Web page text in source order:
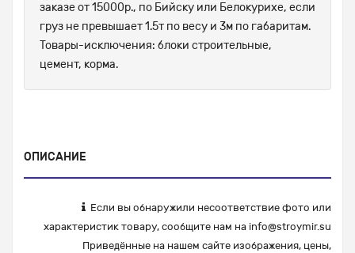
заказе от 15000р., по Бийску или Белокурихе, если
груз не превышает 1.5т по весу и 3м по габаритам.
Товары-исключения: блоки строительные,
цемент, корма.
ОПИСАНИЕ
Если вы обнаружили несоответствие фото или
характеристик товару, сообщите нам на info@stroymir.su
Приведённые на нашем сайте изображения, цены,